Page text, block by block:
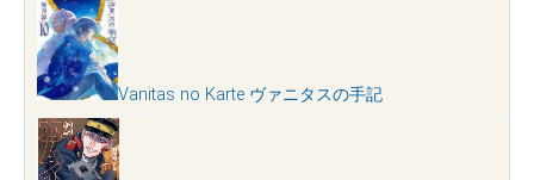
Vanitas no Karte ヴァニタスの手記